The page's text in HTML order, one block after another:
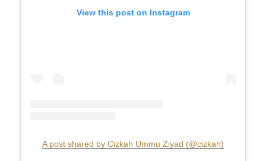
View this post on Instagram
A post shared by Cizkah Ummu Ziyad (@cizkah)